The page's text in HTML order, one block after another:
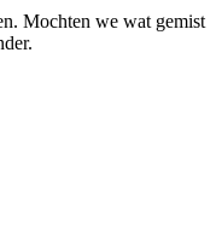
Mochten we wat gemist